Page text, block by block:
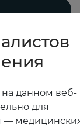
данном веб-
для
—